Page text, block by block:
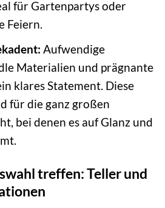
für Gartenpartys oder
Feiern.
Aufwendige
Materialien und prägnante
klares Statement. Diese
für die ganz großen
bei denen es auf Glanz und
treffen: Teller und